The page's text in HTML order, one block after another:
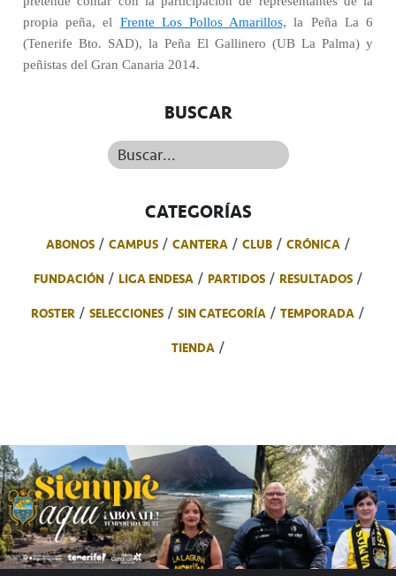
propia peña, el Frente Los Pollos Amarillos, la Peña La 6
(Tenerife Bto. SAD), la Peña El Gallinero (UB La Palma) y
peñistas del Gran Canaria 2014.
BUSCAR
Buscar...
CATEGORÍAS
ABONOS CAMPUS CANTERA CLUB
CRÓNICA
FUNDACIÓN
LIGA ENDESA PARTIDOS
RESULTADOS
ROSTER
SELECCIONES SIN CATEGORÍA
TEMPORADA
TIENDA